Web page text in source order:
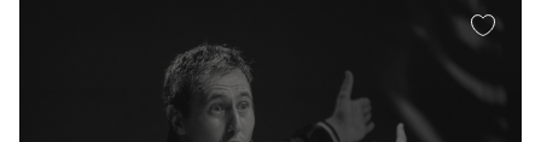
и сколько посохов хранится в шкафу у кудесника.
Для встречи с Дедушкой и его внучкой юный
журналист отправилась на новогоднюю елку
в Константиновский дворец.